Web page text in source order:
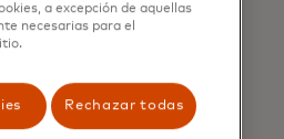
el
a
a excepción de aquellas
necesarias para el
Rechazar todas